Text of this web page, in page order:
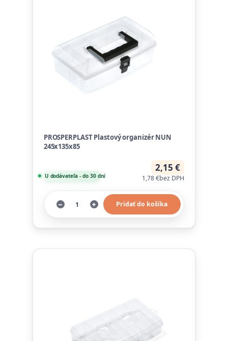
PROSPERPLAST Plastový organizér NUN
245x135x85
2,15 €
1,78 €bez DPH
U dodávateľa - do 30 dní
Pridať do košíka